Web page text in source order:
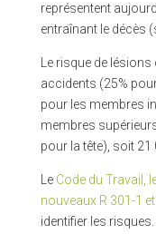
représentent
entraînant le décès
Le risque de
accidents (25%
pour les membres
membres
pour la tête), soit
LeCode du Travail,
nouveaux R 301-1 et
identifier les